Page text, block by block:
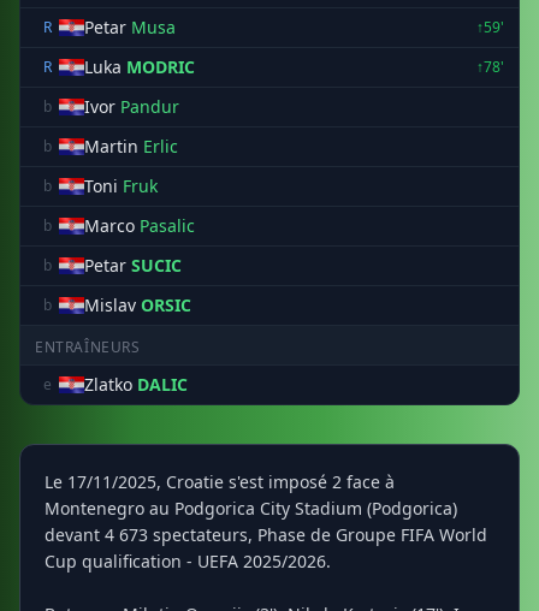
R
Petar Musa
↑59'
R
Luka MODRIC
↑78'
b
Ivor Pandur
b Martin Erlic
b Toni Fruk
b Marco Pasalic
b Petar SUCIC
b Mislav ORSIC
ENTRAÎNEURS
e
Zlatko DALIC
Le 17/11/2025, Croatie s'est imposé 2 face à
Montenegro au Podgorica City Stadium (Podgorica)
devant 4 673 spectateurs, Phase de Groupe FIFA World
Cup qualification - UEFA 2025/2026.